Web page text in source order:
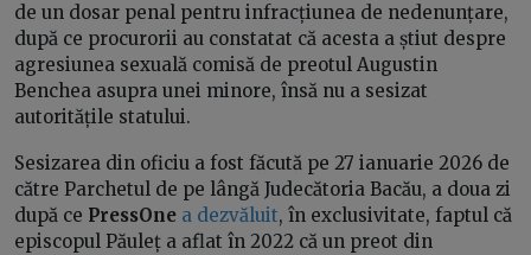
de un dosar penal pentru infracțiunea de nedenunțare,
după ce procurorii au constatat că acesta a știut despre
agresiunea sexuală comisă de preotul Augustin
Benchea asupra unei minore, însă nu a sesizat
autoritățile statului.
Sesizarea din oficiu a fost făcută pe 27 ianuarie 2026 de
către Parchetul de pe lângă Judecătoria Bacău, a doua zi
după ce PressOne a dezvăluit, în exclusivitate, faptul că
episcopul Păuleț a aflat în 2022 că un preot din